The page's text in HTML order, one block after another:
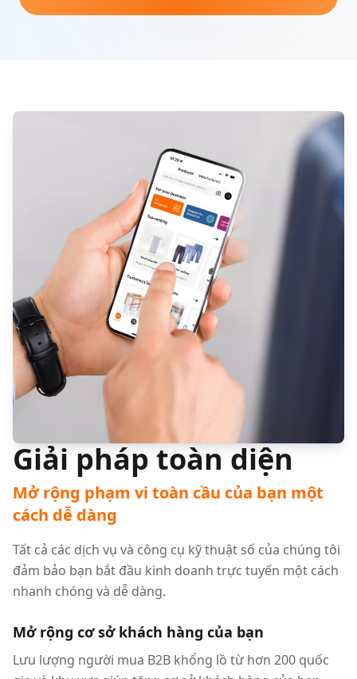
Giải pháp toàn diện
Mở rộng phạm vi toàn cầu của bạn một
cách dễ dàng
Tất cả các dịch vụ và công cụ kỹ thuật số của chúng tôi
đảm bảo bạn bắt đầu kinh doanh trực tuyến một cách
nhanh chóng và dễ dàng.
Mở rộng cơ sở khách hàng của bạn
Lưu lượng người mua B2B khổng lồ từ hơn 200 quốc